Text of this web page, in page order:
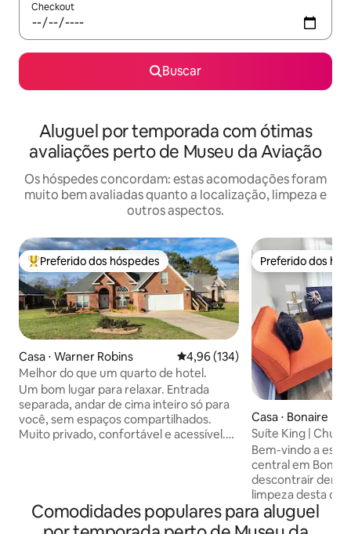
Checkout
Buscar
Aluguel por temporada com ótimas
avaliações perto de Museu da Aviação
Os hóspedes concordam: estas acomodações foram
muito bem avaliadas quanto a localização, limpeza e
outros aspectos.
Entre os melhores preferidos dos hóspedes
Preferido dos hóspedes
Casa ⋅ Warner Robins 4,96 de uma avaliação média de
4,96 (134)
Melhor do que um quarto de hotel.
Um bom lugar para relaxar. Entrada
separada, andar de cima inteiro só para
você, sem espaços compartilhados.
Muito privado, confortável e acessível.
micro-ondas de tamanho completo,
geladeira espaçosa, cafeteira/chaleira,
Preferido dos
Preferido dos
Casa ⋅ Bonaire
Suíte King |
RAFB | 4 TVs |
Bem-vindo a esta
central em
descontrair
limpeza desta
casa tem 3
completos,
Comodidades populares para aluguel